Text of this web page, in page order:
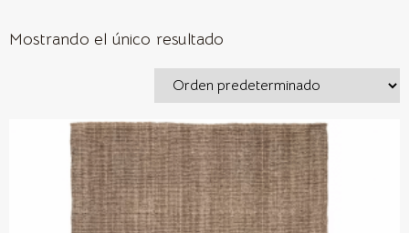
Mostrando el único resultado